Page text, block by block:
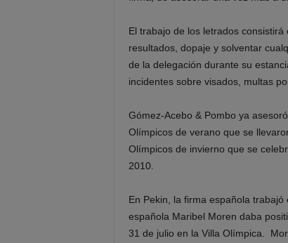
El trabajo de los letrados
resultados, dopaje y solventar
de la delegación durante su
incidentes sobre visados, multas
Gómez-Acebo & Pombo ya
Olímpicos de verano que se
Olímpicos de invierno que se
2010.
En Pekin, la firma española
española Maribel Moren daba
31 de julio en la Villa Olímpica.